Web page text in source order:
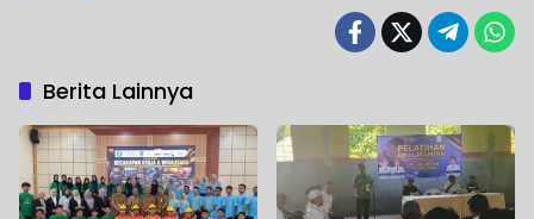
Berita Lainnya